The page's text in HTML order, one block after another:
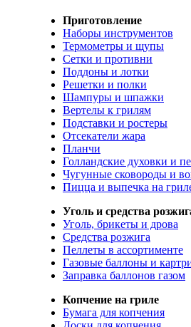
Приготовление
Наборы инструментов
Термометры и щупы
Сетки и противни
Поддоны и лотки
Решетки и полки
Шампуры и шпажки
Вертелы к грилям
Подставки и ростеры
Отсекатели жара
Планчи
Голландские духовки и
Чугунные сковороды и
Пицца и выпечка на
Уголь и средства
Уголь, брикеты и дрова
Средства розжига
Пеллеты в ассортименте
Газовые баллоны и
Заправка баллонов газом
Копчение на гриле
Бумага для копчения